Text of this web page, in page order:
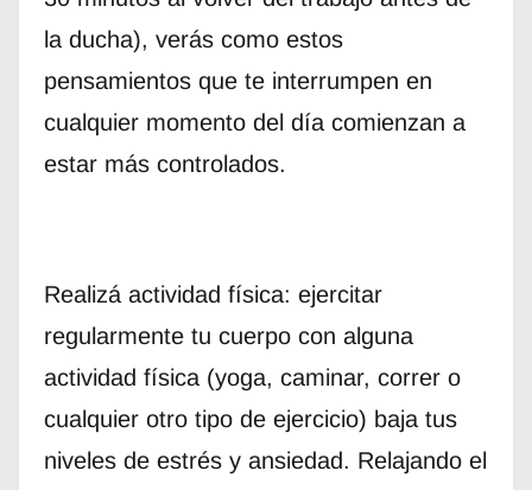
la ducha), verás como estos
pensamientos que te interrumpen en
cualquier momento del día comienzan a
estar más controlados.
Realizá actividad física: ejercitar
regularmente tu cuerpo con alguna
actividad física (yoga, caminar, correr o
cualquier otro tipo de ejercicio) baja tus
niveles de estrés y ansiedad. Relajando el